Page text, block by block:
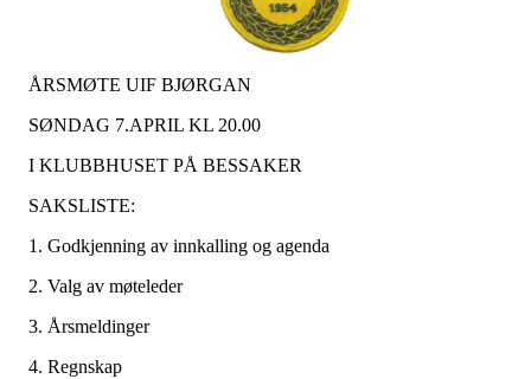
ÅRSMØTE UIF BJØRGAN
SØNDAG 7.APRIL KL 20.00
I KLUBBHUSET PÅ BESSAKER
SAKSLISTE:
1. Godkjenning av innkalling og agenda
2. Valg av møteleder
3. Årsmeldinger
4. Regnskap